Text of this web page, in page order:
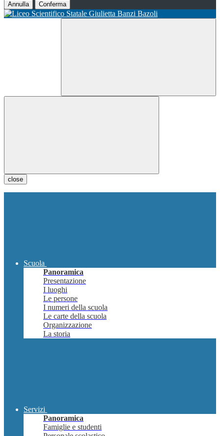
Annulla Conferma
close
Scuola
Panoramica
Presentazione
I luoghi
Le persone
I numeri della scuola
Le carte della scuola
Organizzazione
La storia
Servizi
Panoramica
Famiglie e studenti